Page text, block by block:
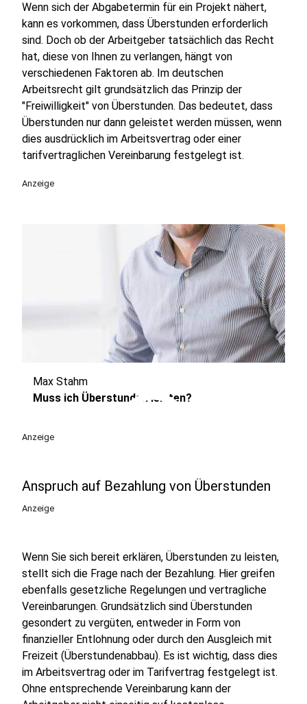
Wenn sich der Abgabetermin für ein Projekt nähert,
kann es vorkommen, dass Überstunden erforderlich
sind. Doch ob der Arbeitgeber tatsächlich das Recht
hat, diese von Ihnen zu verlangen, hängt von
verschiedenen Faktoren ab. Im deutschen
Arbeitsrecht gilt grundsätzlich das Prinzip der
"Freiwilligkeit" von Überstunden. Das bedeutet, dass
Überstunden nur dann geleistet werden müssen, wenn
dies ausdrücklich im Arbeitsvertrag oder einer
tarifvertraglichen Vereinbarung festgelegt ist.
Anzeige
play_circle
Max Stahm
Muss ich Überstunden leisten?
Anzeige
Anspruch auf Bezahlung von Überstunden
Anzeige
Wenn Sie sich bereit erklären, Überstunden zu leisten,
stellt sich die Frage nach der Bezahlung. Hier greifen
ebenfalls gesetzliche Regelungen und vertragliche
Vereinbarungen. Grundsätzlich sind Überstunden
gesondert zu vergüten, entweder in Form von
finanzieller Entlohnung oder durch den Ausgleich mit
Freizeit (Überstundenabbau). Es ist wichtig, dass dies
im Arbeitsvertrag oder im Tarifvertrag festgelegt ist.
Ohne entsprechende Vereinbarung kann der